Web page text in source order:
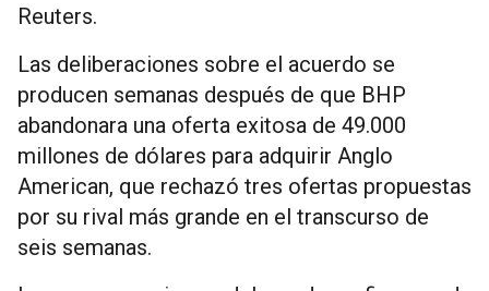
Reuters.
Las deliberaciones sobre el acuerdo se
producen semanas después de que BHP
abandonara una oferta exitosa de 49.000
millones de dólares para adquirir Anglo
American, que rechazó tres ofertas propuestas
por su rival más grande en el transcurso de
seis semanas.